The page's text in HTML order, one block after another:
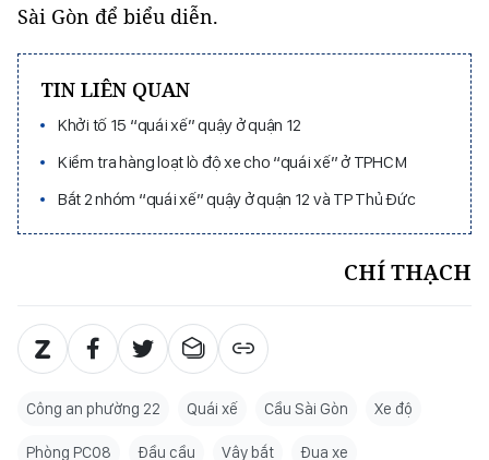
Sài Gòn để biểu diễn.
TIN LIÊN QUAN
Khởi tố 15 “quái xế” quậy ở quận 12
Kiểm tra hàng loạt lò độ xe cho “quái xế” ở TPHCM
Bắt 2 nhóm “quái xế” quậy ở quận 12 và TP Thủ Đức
CHÍ THẠCH
Công an phường 22 Quái xế Cầu Sài Gòn Xe độ
Phòng PC08 Đầu cầu Vây bắt Đua xe